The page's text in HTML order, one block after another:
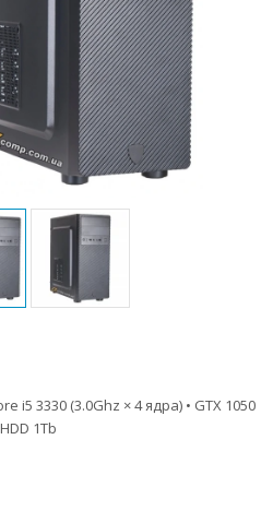
i5 3330 (3.0Ghz × 4 ядра) • GTX 1050
1Tb